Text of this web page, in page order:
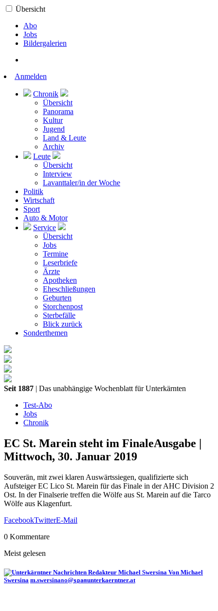
Übersicht
Abo
Jobs
Bildergalerien
Anmelden
Chronik
Übersicht
Panorama
Kultur
Jugend
Land & Leute
Archiv
Leute
Übersicht
Interview
Lavanttaler/in der Woche
Politik
Wirtschaft
Sport
Auto & Motor
Service
Übersicht
Jobs
Termine
Leserbriefe
Ärzte
Apotheken
Eheschließungen
Geburten
Storchenpost
Sterbefälle
Blick zurück
Sonderthemen
Seit 1887 | Das unabhängige Wochenblatt für Unterkärnten
Test-Abo
Jobs
Chronik
EC St. Marein steht im FinaleAusgabe |
Mittwoch, 30. Januar 2019
Souverän, mit zwei klaren Auswärtssiegen, qualifizierte sich
Aufsteiger EC Lico St. Marein für das Finale in der AHC Division 2
Ost. In der Finalserie treffen die Wölfe aus St. Marein auf die Tarco
Wölfe aus Klagenfurt.
FacebookTwitterE-Mail
0 Kommentare
Meist gelesen
Von Michael
Swersina m.swersinano@spamunterkaerntner.at